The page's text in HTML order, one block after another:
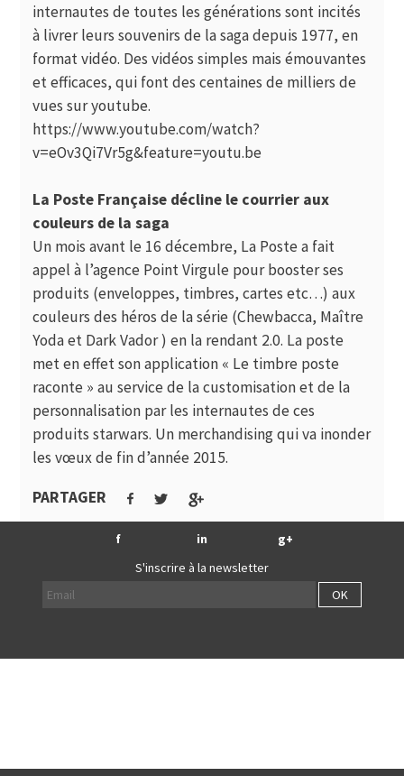
internautes de toutes les générations sont incités
à livrer leurs souvenirs de la saga depuis 1977, en
format vidéo. Des vidéos simples mais émouvantes
et efficaces, qui font des centaines de milliers de
vues sur youtube.
https://www.youtube.com/watch?
v=eOv3Qi7Vr5g&feature=youtu.be
La Poste Française décline le courrier aux
couleurs de la saga
Un mois avant le 16 décembre, La Poste a fait
appel à l’agence Point Virgule pour booster ses
produits (enveloppes, timbres, cartes etc…) aux
couleurs des héros de la série (Chewbacca, Maître
Yoda et Dark Vador ) en la rendant 2.0. La poste
met en effet son application « Le timbre poste
raconte » au service de la customisation et de la
personnalisation par les internautes de ces
produits starwars. Un merchandising qui va inonder
les vœux de fin d’année 2015.
PARTAGER
f in
g+
S'inscrire à la newsletter
OK